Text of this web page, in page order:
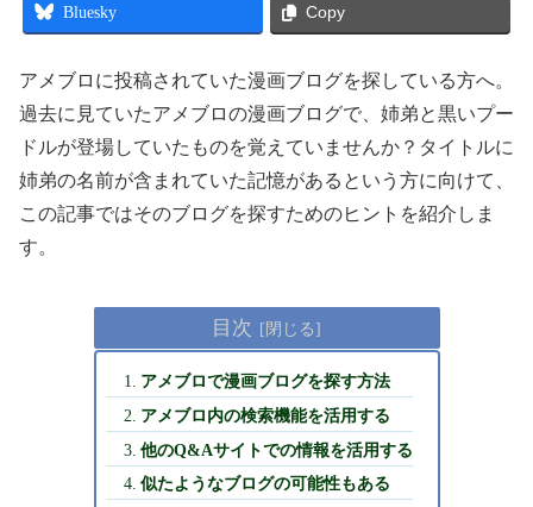
Bluesky Copy
アメブロに投稿されていた漫画ブログを探している方へ。
過去に見ていたアメブロの漫画ブログで、姉弟と黒いプー
ドルが登場していたものを覚えていませんか？タイトルに
姉弟の名前が含まれていた記憶があるという方に向けて、
この記事ではそのブログを探すためのヒントを紹介しま
す。
目次
アメブロで漫画ブログを探す方法
アメブロ内の検索機能を活用する
他のQ&Aサイトでの情報を活用する
似たようなブログの可能性もある